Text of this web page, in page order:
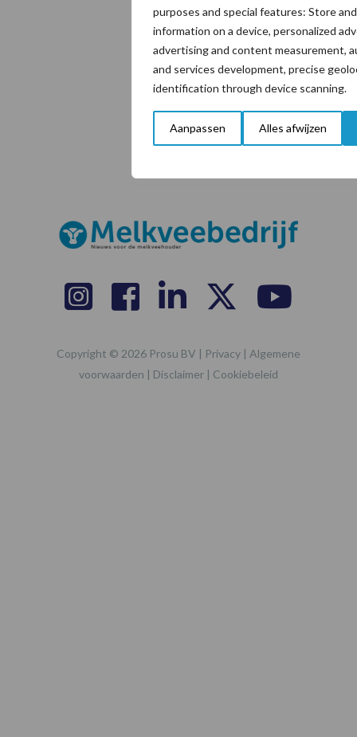
purposes and special features: Store
information on a device, personalized
advertising and content measurement,
and services development, precise
identification through device scanning.
Aanpassen Alles afwijzen
Abonneren
Contact
Copyright © 2026 Prosu BV | Privacy | Algemene
voorwaarden | Disclaimer | Cookiebeleid